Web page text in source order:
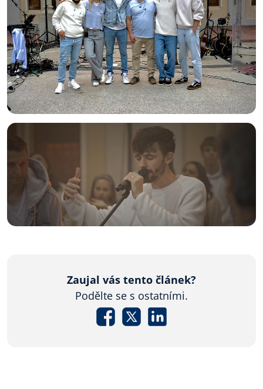
Zaujal vás tento článek?
Podělte se s ostatními.